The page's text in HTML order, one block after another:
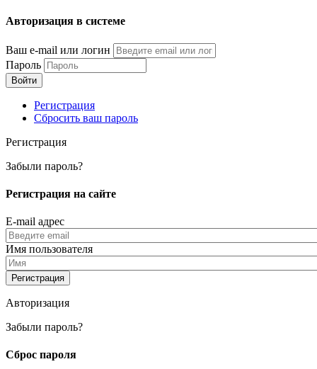
Перейти
основному
содержанию
Авторизация в системе
Ваш e-mail или логин
Пароль
Регистрация
Сбросить ваш пароль
Регистрация
Забыли пароль?
Регистрация на сайте
E-mail адрес
Имя пользователя
Авторизация
Забыли пароль?
Сброс пароля